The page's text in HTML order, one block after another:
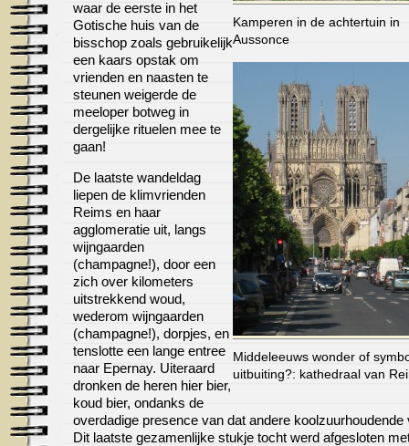
Kamperen in de achtertuin in
Aussonce
Middeleeuws wonder of
uitbuiting?: kathedraal van
waar de eerste in het
Gotische huis van de
bisschop zoals gebruikelijk
een kaars opstak om
vrienden en naasten te
steunen weigerde de
meeloper botweg in
dergelijke rituelen mee te
gaan!
De laatste wandeldag
liepen de klimvrienden
Reims en haar
agglomeratie uit, langs
wijngaarden
(champagne!), door een
zich over kilometers
uitstrekkend woud,
wederom wijngaarden
(champagne!), dorpjes, en
tenslotte een lange entree
naar Epernay. Uiteraard
dronken de heren hier bier,
koud bier, ondanks de
overdadige presence van dat andere koolzuurhoudende
Dit laatste gezamenlijke stukje tocht werd afgesloten